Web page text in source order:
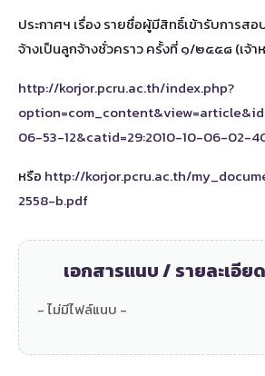
ประกาศฯ เรื่อง รายชื่อผู้มีสิทธิ์เข้ารับการส
จ้างเป็นลูกจ้างชั่วคราว ครั้งที่ ๑/๒๕๕๘ (เจ้า
http://korjor.pcru.ac.th/index.php?
06-53-12&catid=29:2010-10-06-02-
หรือ http://korjor.pcru.ac.th/
2558-b.pdf
เอกสารแนบ / รายละเอีย
- ไม่มีไฟล์แนบ -